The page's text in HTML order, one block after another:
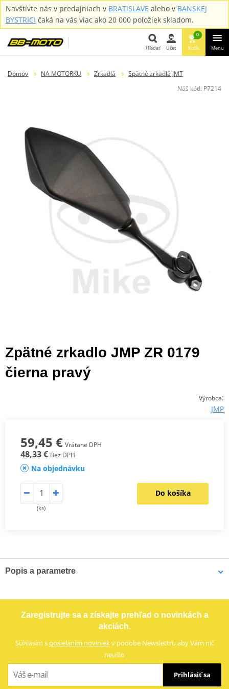
Navštívte nás v predajniach v BRATISLAVE alebo v BANSKEJ
BYSTRICI čaká na vás viac ako 20 000 položiek skladom.
Hľadať Účet
0
Košík Menu
Domov NA MOTORKU Zrkadlá
Spätné zrkadlá JMT
Náš kód: P7214
Zpätné zrkadlo JMP ZR 0179
čierna pravý
Výrobca:
JMP
59,45 € Vrátane DPH
48,33 € Bez DPH
Na objednávku
(ks)
Do košíka
Popis a parametre
Zaregistrujte sa a získajte prehľad o novinkách a
akciách.
Súhlasím s posielaním noviniekv podobe Newslettru aby Vám nič
neušlo
Prihlásiť sa